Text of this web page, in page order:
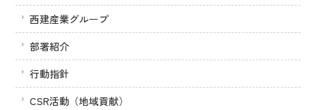
西建産業グループ
部署紹介
行動指針
CSR活動（地域貢献）